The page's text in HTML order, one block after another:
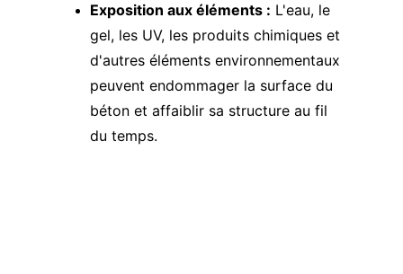
Exposition aux éléments : L'eau, le
gel, les UV, les produits chimiques et
d'autres éléments environnementaux
peuvent endommager la surface du
béton et affaiblir sa structure au fil
du temps.